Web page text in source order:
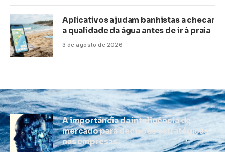
Aplicativos ajudam banhistas a checar
a qualidade da água antes de ir à praia
3 de agosto de 2026
A importância da inteligência de
mercado para decisões estratégicas
nas empresas